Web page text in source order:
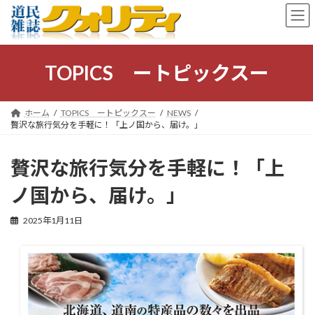
ン
キ
ー
に
TOPICS ートピックスー
ホーム TOPICS ートピックスー
NEWS
贅沢な旅行気分を手軽に！「上ノ国から、届け。」
贅沢な旅行気分を手軽に！「上
ノ国から、届け。」
2025年1月11日